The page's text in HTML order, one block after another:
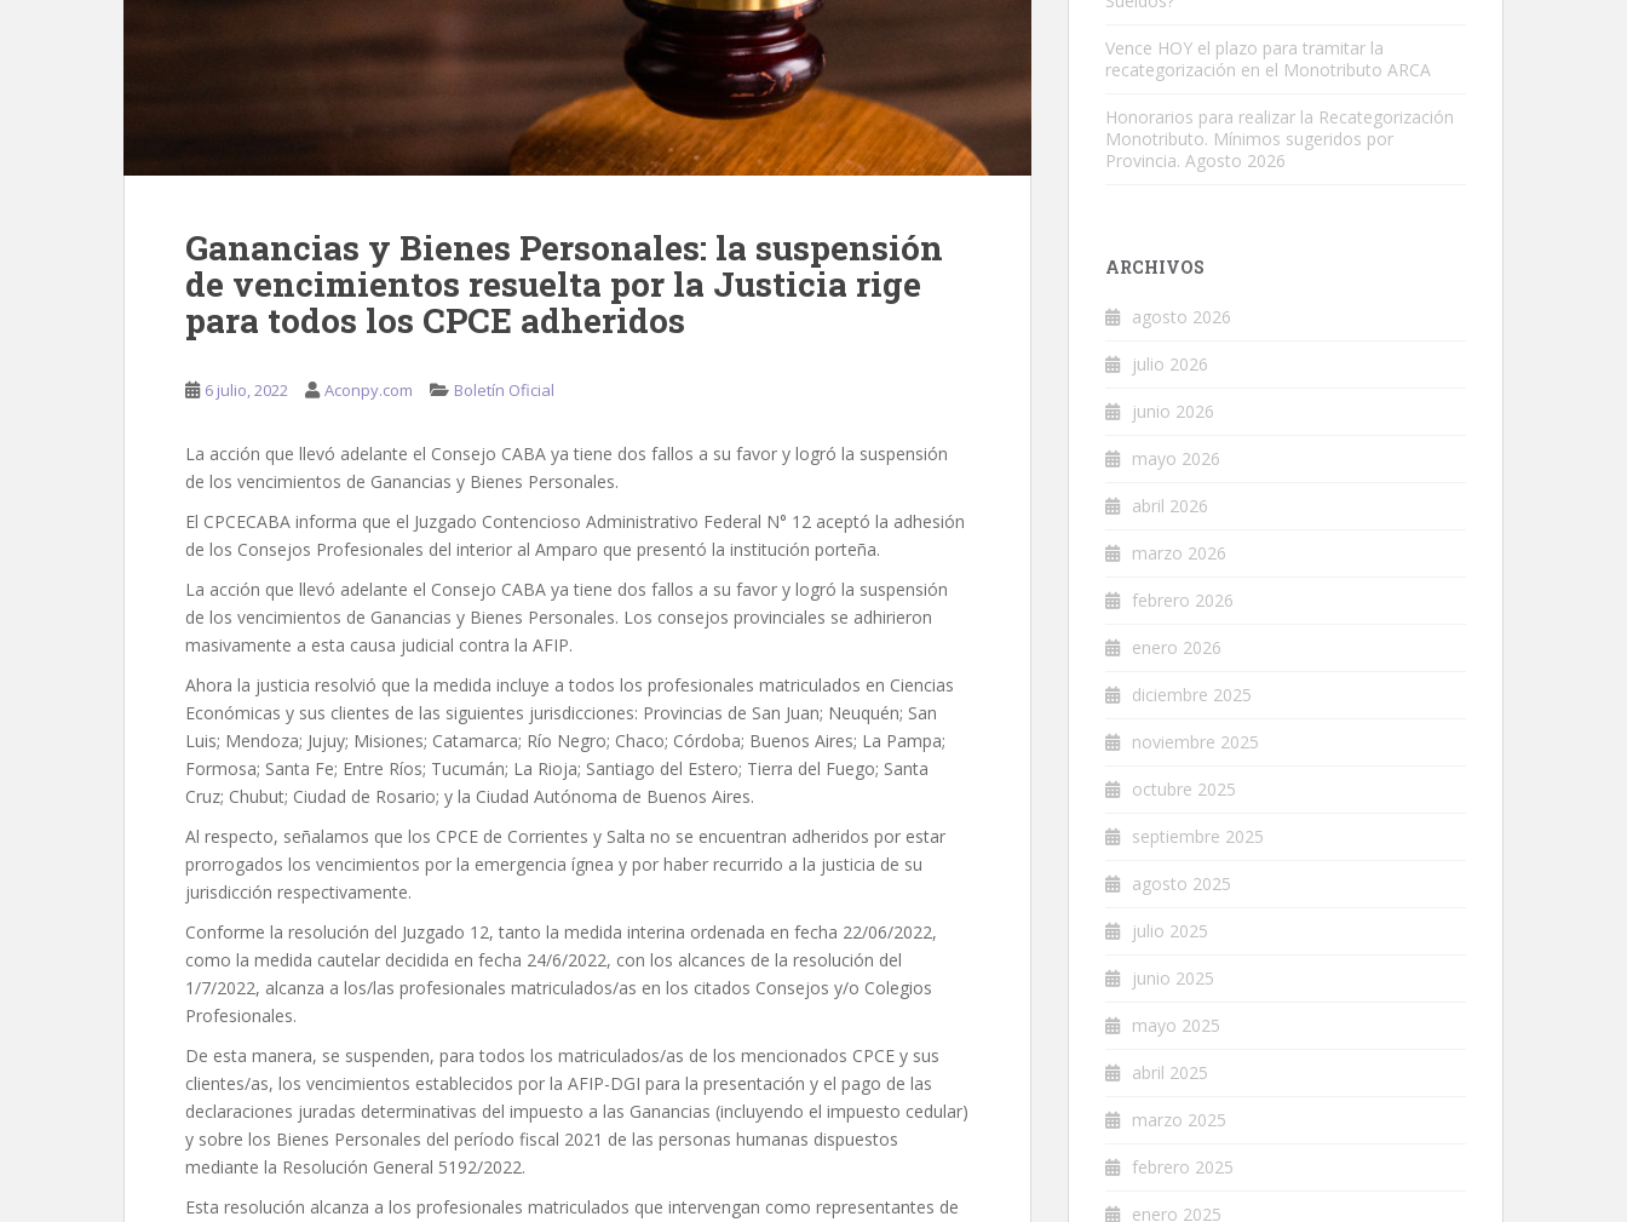
Ganancias y Bienes Personales: la suspensión
de vencimientos resuelta por la Justicia rige
para todos los CPCE adheridos
6 julio, 2022 Aconpy.com Boletín Oficial
La acción que llevó adelante el Consejo CABA ya tiene dos fallos a su favor y logró la suspensión
de los vencimientos de Ganancias y Bienes Personales.
El CPCECABA informa que el Juzgado Contencioso Administrativo Federal N° 12 aceptó la adhesión
de los Consejos Profesionales del interior al Amparo que presentó la institución porteña.
La acción que llevó adelante el Consejo CABA ya tiene dos fallos a su favor y logró la suspensión
de los vencimientos de Ganancias y Bienes Personales. Los consejos provinciales se adhirieron
masivamente a esta causa judicial contra la AFIP.
Ahora la justicia resolvió que la medida incluye a todos los profesionales matriculados en Ciencias
Económicas y sus clientes de las siguientes jurisdicciones: Provincias de San Juan; Neuquén; San
Luis; Mendoza; Jujuy; Misiones; Catamarca; Río Negro; Chaco; Córdoba; Buenos Aires; La Pampa;
Formosa; Santa Fe; Entre Ríos; Tucumán; La Rioja; Santiago del Estero; Tierra del Fuego; Santa
Cruz; Chubut; Ciudad de Rosario; y la Ciudad Autónoma de Buenos Aires.
Al respecto, señalamos que los CPCE de Corrientes y Salta no se encuentran adheridos por estar
prorrogados los vencimientos por la emergencia ígnea y por haber recurrido a la justicia de su
jurisdicción respectivamente.
Conforme la resolución del Juzgado 12, tanto la medida interina ordenada en fecha 22/06/2022,
como la medida cautelar decidida en fecha 24/6/2022, con los alcances de la resolución del
1/7/2022, alcanza a los/las profesionales matriculados/as en los citados Consejos y/o Colegios
Profesionales.
De esta manera, se suspenden, para todos los matriculados/as de los mencionados CPCE y sus
clientes/as, los vencimientos establecidos por la AFIP-DGI para la presentación y el pago de las
declaraciones juradas determinativas del impuesto a las Ganancias (incluyendo el impuesto cedular)
y sobre los Bienes Personales del período fiscal 2021 de las personas humanas dispuestos
mediante la Resolución General 5192/2022.
Esta resolución alcanza a los profesionales matriculados que intervengan como representantes de
Vence HOY el plazo para tramitar la
recategorización en el Monotributo ARCA
Honorarios para realizar la Recategorización
Monotributo. Mínimos sugeridos por
Provincia. Agosto 2026
ARCHIVOS
agosto 2026
julio 2026
junio 2026
mayo 2026
abril 2026
marzo 2026
febrero 2026
enero 2026
diciembre 2025
noviembre 2025
octubre 2025
septiembre 2025
agosto 2025
julio 2025
junio 2025
mayo 2025
abril 2025
marzo 2025
febrero 2025
enero 2025